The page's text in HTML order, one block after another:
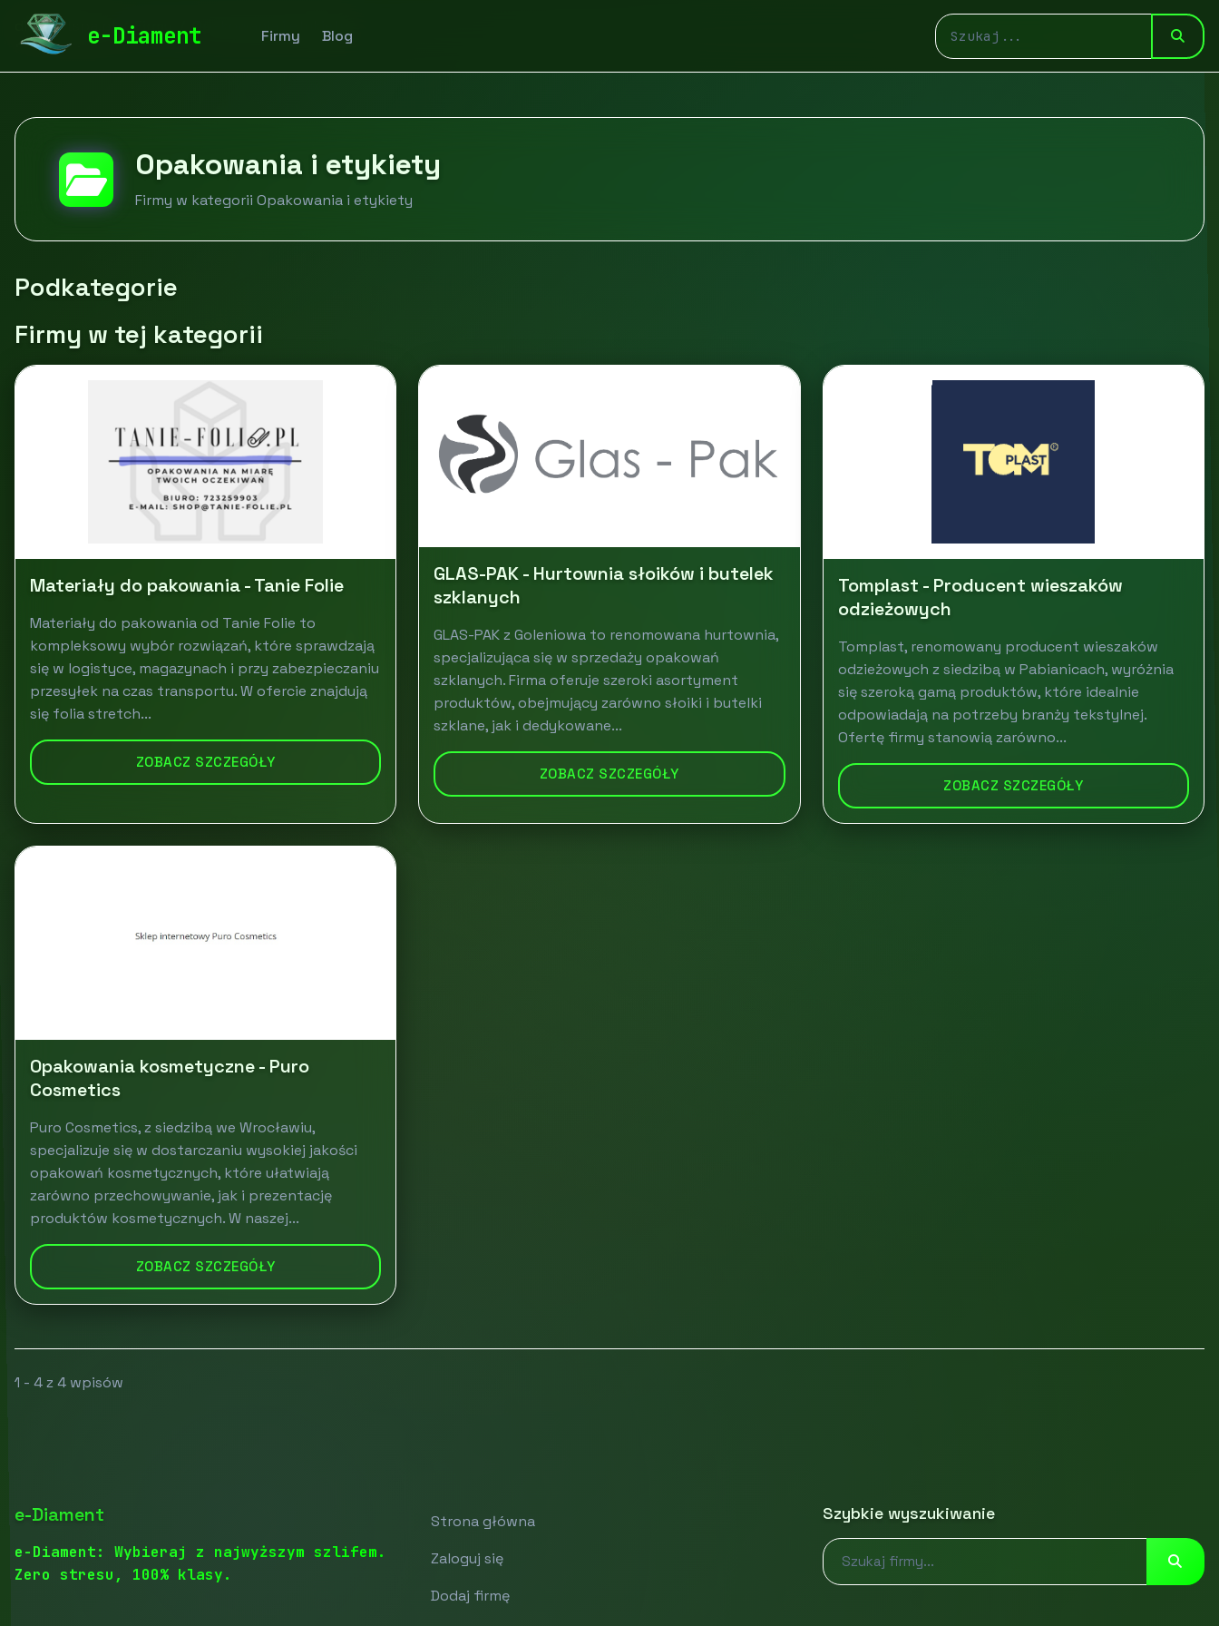
e-Diament Firmy Blog
diamentspa.pl Opakowania i etykiety
Opakowania i etykiety
Firmy w kategorii Opakowania i etykiety
Podkategorie
Firmy w tej kategorii
Materiały do pakowania - Tanie Folie
Materiały do pakowania od Tanie Folie to
kompleksowy wybór rozwiązań, które sprawdzają
się w logistyce, magazynach i przy zabezpieczaniu
przesyłek na czas transportu. W ofercie znajdują
się folia stretch...
ZOBACZ SZCZEGÓŁY
GLAS-PAK - Hurtownia słoików i butelek
szklanych
GLAS-PAK z Goleniowa to renomowana hurtownia,
specjalizująca się w sprzedaży opakowań
szklanych. Firma oferuje szeroki asortyment
produktów, obejmujący zarówno słoiki i butelki
szklane, jak i dedykowane...
ZOBACZ SZCZEGÓŁY
Tomplast - Producent wieszaków
odzieżowych
Tomplast, renomowany producent wieszaków
odzieżowych z siedzibą w Pabianicach, wyróżnia
się szeroką gamą produktów, które idealnie
odpowiadają na potrzeby branży tekstylnej.
Ofertę firmy stanowią zarówno...
ZOBACZ SZCZEGÓŁY
Opakowania kosmetyczne - Puro
Cosmetics
Puro Cosmetics, z siedzibą we Wrocławiu,
specjalizuje się w dostarczaniu wysokiej jakości
opakowań kosmetycznych, które ułatwiają
zarówno przechowywanie, jak i prezentację
produktów kosmetycznych. W naszej...
ZOBACZ SZCZEGÓŁY
1 - 4 z 4 wpisów
e-Diament
e-Diament: Wybieraj z najwyższym szlifem.
Zero stresu, 100% klasy.
Strona główna
Zaloguj się
Dodaj firmę
Szybkie wyszukiwanie